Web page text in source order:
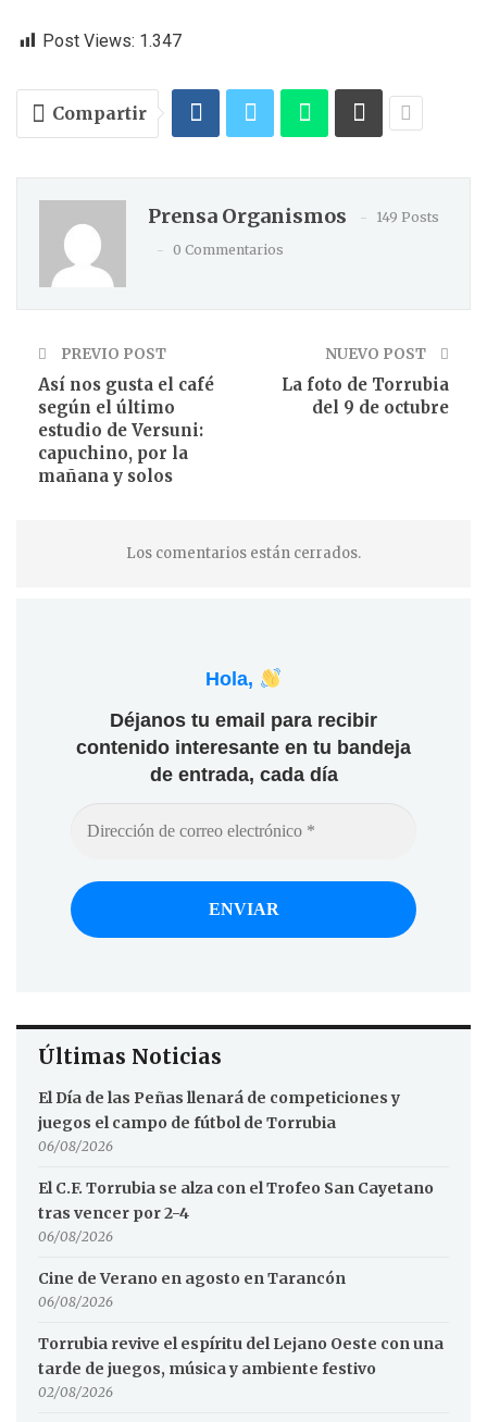
Post Views: 1.347
Compartir
Prensa Organismos
149 Posts
0 Commentarios
PREVIO POST
Así nos gusta el café
según el último
estudio de Versuni:
capuchino, por la
mañana y solos
NUEVO POST
La foto de Torrubia
del 9 de octubre
Los comentarios están cerrados.
Hola,
Déjanos tu email para recibir
contenido interesante en tu bandeja
de entrada, cada día
Últimas Noticias
El Día de las Peñas llenará de competiciones y
juegos el campo de fútbol de Torrubia
06/08/2026
El C.F. Torrubia se alza con el Trofeo San Cayetano
tras vencer por 2-4
06/08/2026
Cine de Verano en agosto en Tarancón
06/08/2026
Torrubia revive el espíritu del Lejano Oeste con una
tarde de juegos, música y ambiente festivo
02/08/2026